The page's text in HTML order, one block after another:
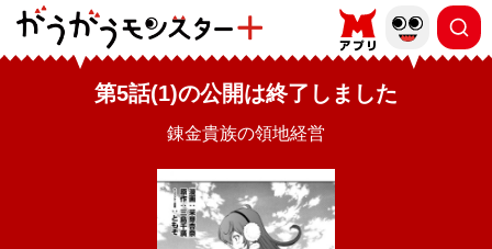
第5話(1)の公開は終了しました
錬金貴族の領地経営